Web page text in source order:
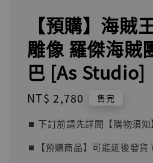
【預購】海賊
雕像 羅傑海賊
巴 [As Studio]
Regular
NT$ 2,780 售完
⏹︎ 下訂前請先詳閱【購物須知
⏹︎【預購商品】可能延後發貨